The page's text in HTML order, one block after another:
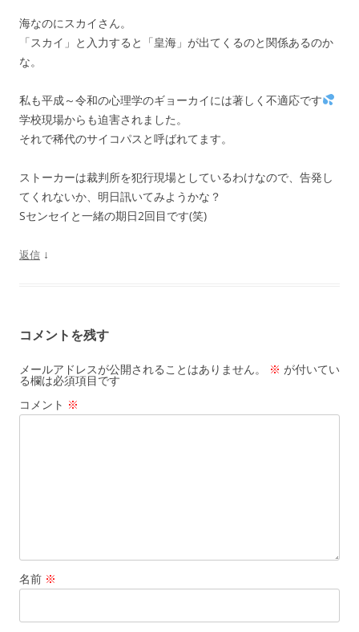
海なのにスカイさん。
「スカイ」と入力すると「皇海」が出てくるのと関係あるのか
な。
私も平成～令和の心理学のギョーカイには著しく不適応です
学校現場からも迫害されました。
それで稀代のサイコパスと呼ばれてます。
ストーカーは裁判所を犯行現場としているわけなので、告発し
てくれないか、明日訊いてみようかな？
Sセンセイと一緒の期日2回目です(笑)
返信 ↓
コメントを残す
メールアドレスが公開されることはありません。 ※ が付いてい
る欄は必須項目です
コメント ※
名前 ※